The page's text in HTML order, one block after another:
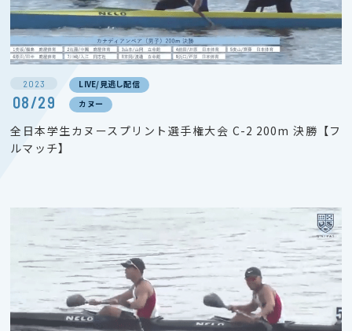
2023
08/29
LIVE/見逃し配信
カヌー
全日本学生カヌースプリント選手権大会 C-2 200m 決勝【フ
ルマッチ】